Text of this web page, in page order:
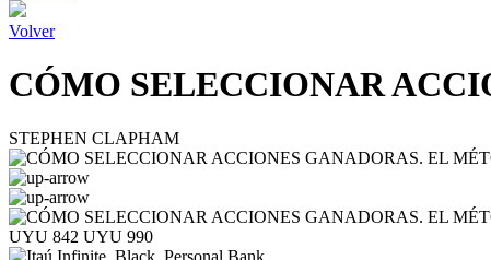
Volver
CÓMO SELECCIONAR
STEPHEN CLAPHAM
UYU 842 UYU 990